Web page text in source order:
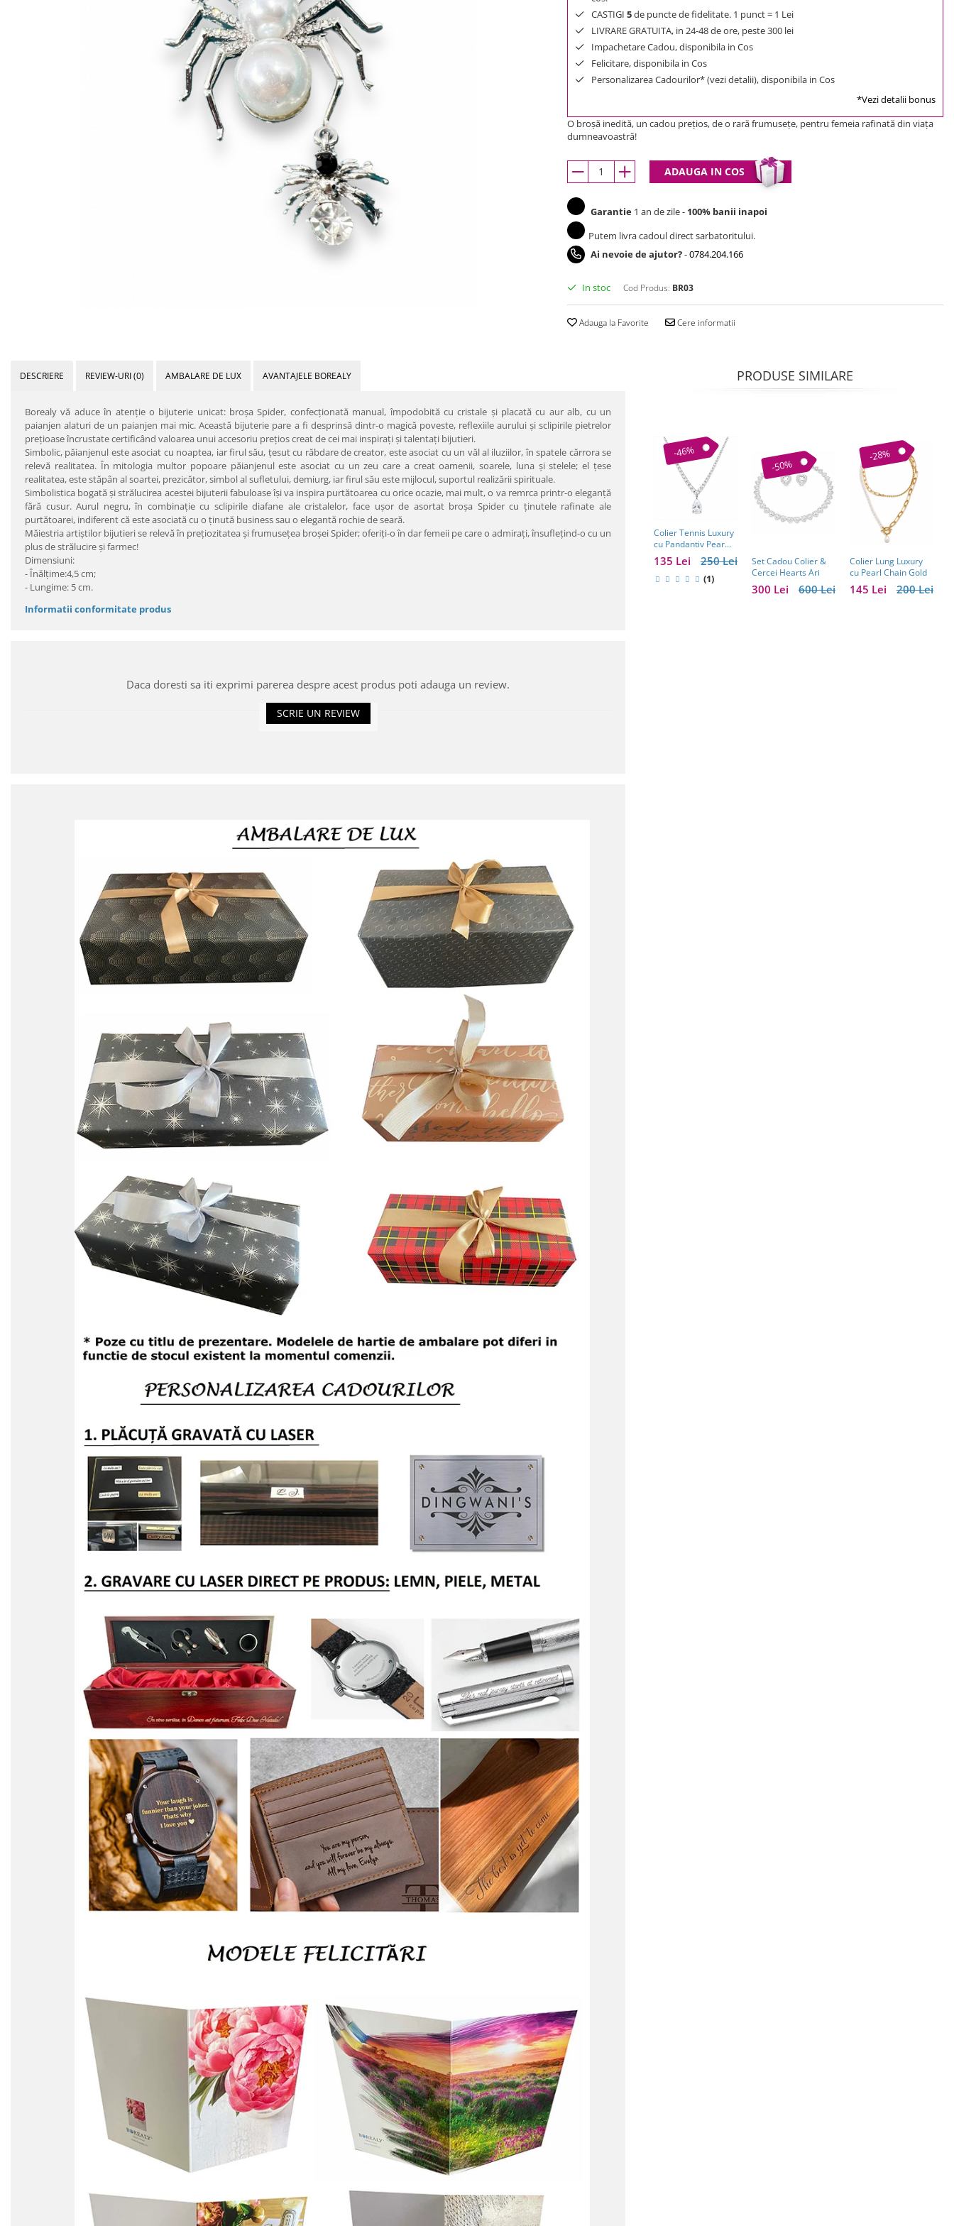
CASTIGI 5de puncte de fidelitate. 1 punct = 1 Lei
LIVRARE GRATUITA, in 24-48 de ore, peste 300 lei
Impachetare Cadou, disponibila in Cos
Felicitare, disponibila in Cos
Personalizarea Cadourilor* (vezi detalii), disponibila in Cos
*Vezi detalii bonus
O broşă inedită, un cadou preţios, de o rară frumuseţe, pentru femeia rafinată din viaţa
dumneavoastră!
ADAUGA IN COS
Garantie 1 an de zile - 100% banii inapoi
Putem livra cadoul direct sarbatoritului.
Ai nevoie de ajutor?-0784.204.166
In stoc Cod Produs: BR03
Adauga la Favorite Cere informatii
DESCRIERE REVIEW-URI(0) AMBALARE DE LUX AVANTAJELE BOREALY
Borealy vă aduce în atenţie o bijuterie unicat: broşa Spider, confecţionată manual, împodobită cu cristale şi placată cu aur alb, cu un
paianjen alaturi de un paianjen mai mic. Această bijuterie pare a fi desprinsă dintr-o magică poveste, reflexiile aurului şi sclipirile pietrelor
preţioase încrustate certificând valoarea unui accesoriu preţios creat de cei mai inspiraţi şi talentaţi bijutieri.
Simbolic, păianjenul este asociat cu noaptea, iar firul său, ţesut cu răbdare de creator, este asociat cu un văl al iluziilor, în spatele cărrora se
relevă realitatea. În mitologia multor popoare păianjenul este asociat cu un zeu care a creat oamenii, soarele, luna şi stelele; el ţese
realitatea, este stăpân al soartei, prezicător, simbol al sufletului, demiurg, iar firul său este mijlocul, suportul realizării spirituale.
Simbolistica bogată şi strălucirea acestei bijuterii fabuloase îşi va inspira purtătoarea cu orice ocazie, mai mult, o va remrca printr-o eleganţă
fără cusur. Aurul negru, în combinaţie cu sclipirile diafane ale cristalelor, face uşor de asortat broşa Spider cu ţinutele rafinate ale
purtătoarei, indiferent că este asociată cu o ţinută business sau o elegantă rochie de seară.
Măiestria artiştilor bijutieri se relevă în preţiozitatea şi frumuseţea broşei Spider; oferiţi-o în dar femeii pe care o admiraţi, însufleţind-o cu un
plus de strălucire şi farmec!
Dimensiuni:
- Înălţime:4,5 cm;
- Lungime: 5 cm.
Informatii conformitate produs
Daca doresti sa iti exprimi parerea despre acest produs poti adauga un review.
SCRIE UN REVIEW
PRODUSE SIMILARE
-46%
Colier Tennis Luxury
cu Pandantiv Pear
Cut – Eleganță
Atemporală 250 Lei
135 Lei
(1)
-50%
Set Cadou Colier &
Cercei Hearts Ari
600 Lei
300 Lei
-28%
Colier Lung Luxury
cu Pearl Chain Gold
200 Lei
145 Lei